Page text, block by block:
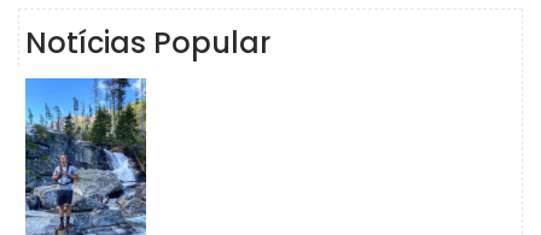
Notícias Popular